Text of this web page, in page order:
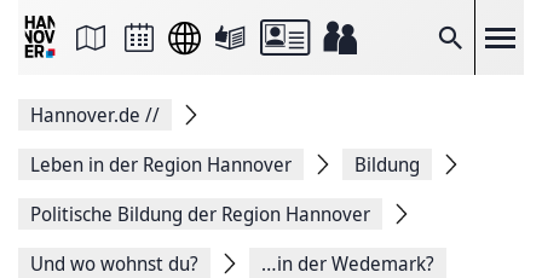
Suche
Seite
Facebook
teilen
Seitenlink
Seite
Hannover.de //
Leben in der Region Hannover
Bildung
Politische Bildung der Region Hannover
Und wo wohnst du?
…in der Wedemark?